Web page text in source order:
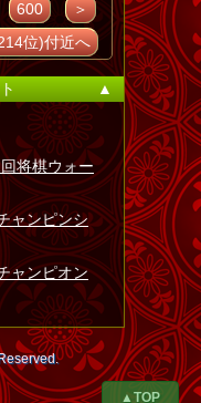
600
＞
位)付近へ
▲
将棋ウォー
ャンピンシ
ャンピオン
▲TOP